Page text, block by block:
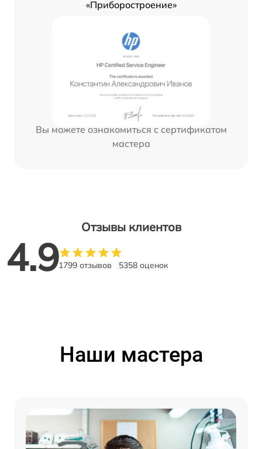
«Приборостроение»
Вы можете ознакомиться с сертификатом
мастера
Отзывы клиентов
4.91799 отзывов 5358 оценок
Наши мастера